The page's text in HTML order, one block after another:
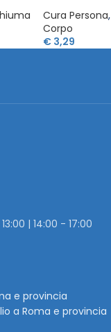
Cura Persona,
Corpo
€ 3,29
| 14:00 - 17:00
e provincia
a Roma e provincia